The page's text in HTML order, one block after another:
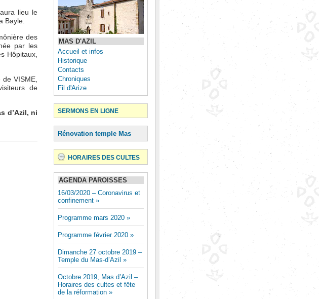
lieu le
Bayle.
des
par les
Hôpitaux,
de VISME,
de
d’Azil, ni
MAS D'AZIL
Accueil et infos
Historique
Contacts
Chroniques
Fil d'Arize
SERMONS EN LIGNE
Rénovation temple Mas
HORAIRES DES CULTES
AGENDA PAROISSES
16/03/2020 – Coronavirus et
confinement »
Programme mars 2020 »
Programme février 2020 »
Dimanche 27 octobre 2019 –
Temple du Mas-d’Azil »
Octobre 2019, Mas d’Azil –
Horaires des cultes et fête
de la réformation »